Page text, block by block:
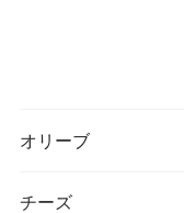
オリーブ
チーズ